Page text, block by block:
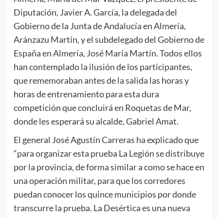
Diputación, Javier A. García, la delegada del
Gobierno de la Junta de Andalucía en Almería,
Aránzazu Martín, y el subdelegado del Gobierno de
España en Almería, José María Martín. Todos ellos
han contemplado la ilusión de los participantes,
que rememoraban antes de la salida las horas y
horas de entrenamiento para esta dura
competición que concluirá en Roquetas de Mar,
donde les esperará su alcalde, Gabriel Amat.
El general José Agustín Carreras ha explicado que
“para organizar esta prueba La Legión se distribuye
por la provincia, de forma similar a como se hace en
una operación militar, para que los corredores
puedan conocer los quince municipios por donde
transcurre la prueba. La Desértica es una nueva